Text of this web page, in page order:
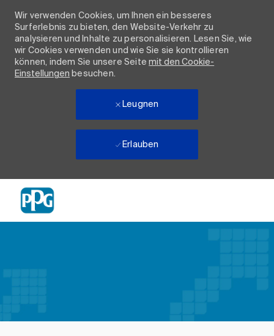
Wir verwenden Cookies, um Ihnen ein besseres
Surferlebnis zu bieten, den Website-Verkehr zu
analysieren und Inhalte zu personalisieren. Lesen Sie, wie
wir Cookies verwenden und wie Sie sie kontrollieren
können, indem Sie unsere Seitemit den Cookie-
Einstellungen besuchen.
Leugnen
Erlauben